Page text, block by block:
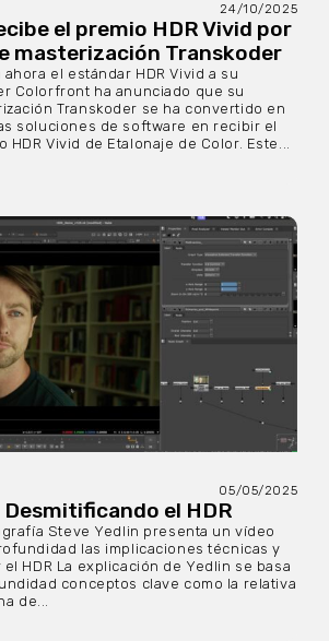
24/10/2025
el premio HDR Vivid por
masterización Transkoder
el estándar HDR Vivid a su
Colorfront ha anunciado que su
Transkoder se ha convertido en
soluciones de software en recibir el
HDR Vivid de Etalonaje de Color. Este...
05/05/2025
Desmitificando el HDR
Steve Yedlin presenta un vídeo
las implicaciones técnicas y
HDR La explicación de Yedlin se basa
conceptos clave como la relativa
de...